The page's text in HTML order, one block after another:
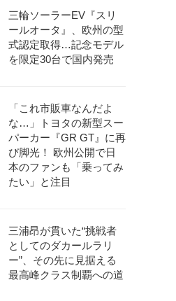
三輪ソーラーEV『スリ
ールオータ』、欧州の型
式認定取得…記念モデル
を限定30台で国内発売
「これ市販車なんだよ
な…」トヨタの新型スー
パーカー『GR GT』に再
び脚光！ 欧州公開で日
本のファンも「乗ってみ
たい」と注目
三浦昂が貫いた“挑戦者
としてのダカールラリ
ー”、その先に見据える
最高峰クラス制覇への道